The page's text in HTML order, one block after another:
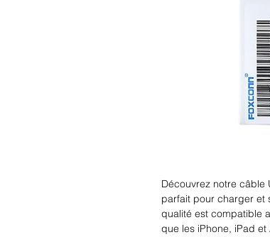
Découvrez notre câble
parfait pour charger et
qualité est compatible
que les iPhone, iPad